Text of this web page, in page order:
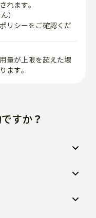
れます。
）
リシーをご確認くだ
量が上限を超えた場
ます。
すか？